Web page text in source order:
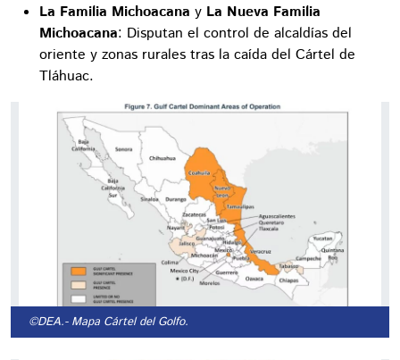
La Familia Michoacana y La Nueva Familia
Michoacana: Disputan el control de alcaldías del
oriente y zonas rurales tras la caída del Cártel de
Tláhuac.
©DEA.- Mapa Cártel del Golfo.